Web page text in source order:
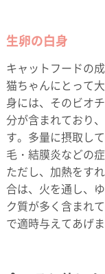
生卵の白身
キャットフードの
猫ちゃんにとって
身には、そのビオ
分が含まれており
す。多量に摂取し
毛・結膜炎などの
ただし、加熱をす
合は、火を通し、
ク質が多く含まれ
で適時与えてあげま